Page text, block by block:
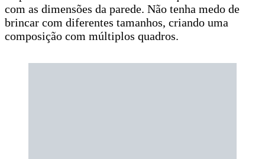
com as dimensões da parede. Não tenha medo de
brincar com diferentes tamanhos, criando uma
composição com múltiplos quadros.